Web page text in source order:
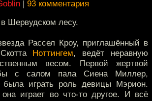
| 93 комментария
Шервудском лесу.
Рассел Кроу, приглашённый в
Ноттингем, ведёт неравную
весом. Первой жертвой
c салом пала Сиена Миллер,
была играть роль девицы Мэрион.
она играет во что-то другое. И всё